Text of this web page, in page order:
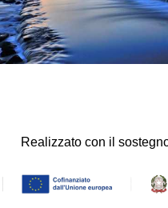
Realizzato con il